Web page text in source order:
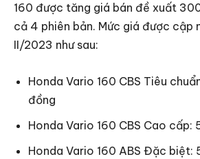
160 được tăng giá bán đề xuất
cả 4 phiên bản. Mức giá được cập
II/2023 như sau:
Honda Vario 160 CBS Tiêu
đồng
Honda Vario 160 CBS Cao
Honda Vario 160 ABS Đặc biệt: